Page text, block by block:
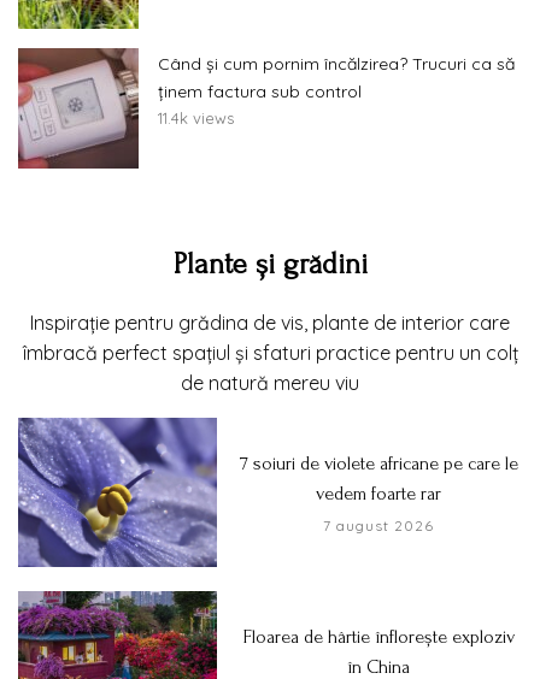
Când și cum pornim încălzirea? Trucuri ca să
ținem factura sub control
11.4k views
Plante și grădini
Inspirație pentru grădina de vis, plante de interior care
îmbracă perfect spațiul și sfaturi practice pentru un colț
de natură mereu viu
7 soiuri de violete africane pe care le
vedem foarte rar
7 august 2026
Floarea de hârtie înflorește exploziv
în China